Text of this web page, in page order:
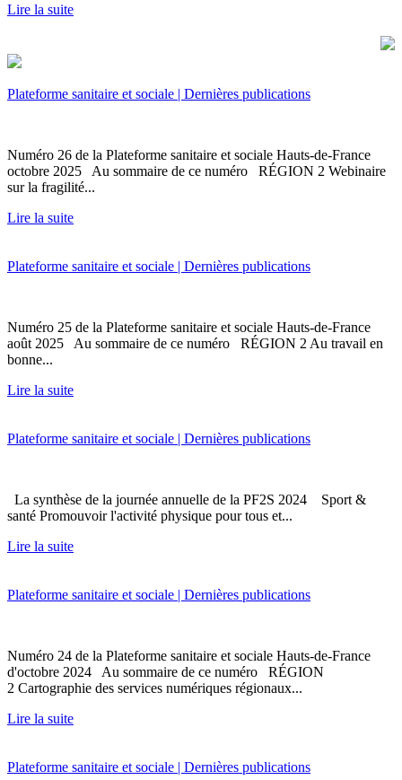
Lire la suite
Plateforme sanitaire et sociale | Dernières publications
Numéro 26 de la Plateforme sanitaire et sociale Hauts-de-France
octobre 2025 Au sommaire de ce numéro RÉGION 2 Webinaire
sur la fragilité...
Lire la suite
Plateforme sanitaire et sociale | Dernières publications
Numéro 25 de la Plateforme sanitaire et sociale Hauts-de-France
août 2025 Au sommaire de ce numéro RÉGION 2 Au travail en
bonne...
Lire la suite
Plateforme sanitaire et sociale | Dernières publications
La synthèse de la journée annuelle de la PF2S 2024 Sport &
santé Promouvoir l'activité physique pour tous et...
Lire la suite
Plateforme sanitaire et sociale | Dernières publications
Numéro 24 de la Plateforme sanitaire et sociale Hauts-de-France
d'octobre 2024 Au sommaire de ce numéro RÉGION
2 Cartographie des services numériques régionaux...
Lire la suite
Plateforme sanitaire et sociale | Dernières publications